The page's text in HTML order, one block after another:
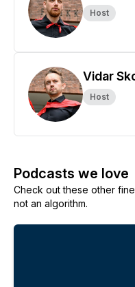
Host
Vidar
Host
Podcasts we love
Check out these other
not an algorithm.